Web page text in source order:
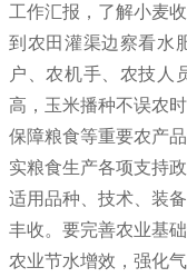
工作汇报，了解小麦
到农田灌渠边察看水
户、农机手、农技人
高，玉米播种不误农
保障粮食等重要农产
实粮食生产各项支持
适用品种、技术、装
丰收。要完善农业基
农业节水增效，强化